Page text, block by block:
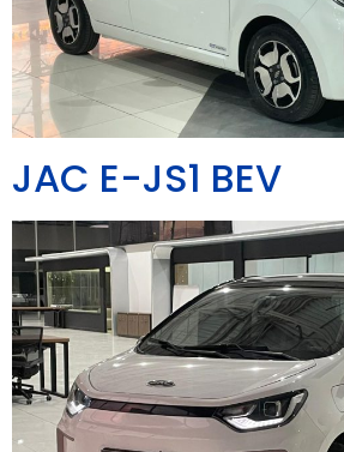
JAC E-JS1 BEV